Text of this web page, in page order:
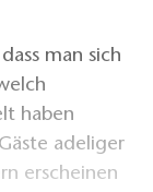
man sich
haben
adeliger
erscheinen